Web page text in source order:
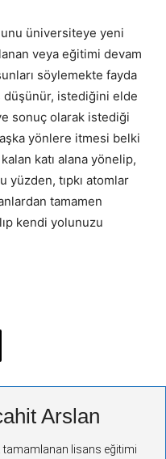
üniversiteye yeni
veya eğitimi devam
söylemekte fayda
istediğini elde
sonuç olarak istediği
yönlere itmesi belki
katı alana yönelip,
yüzden, tıpkı atomlar
tamamen
kendi yolunuzu
Arslan
tamamlanan lisans eğitimi